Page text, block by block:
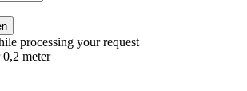
processing your request
meter